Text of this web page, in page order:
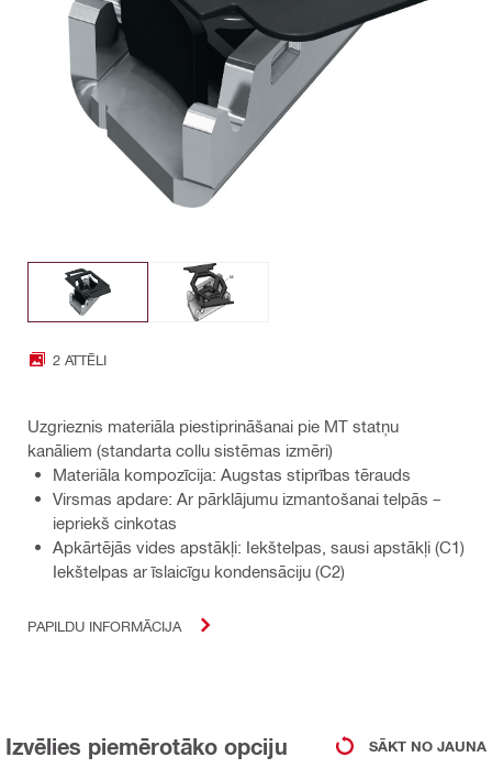
2 ATTĒLI
Uzgrieznis materiāla piestiprināšanai pie MT statņu
kanāliem (standarta collu sistēmas izmēri)
Materiāla kompozīcija: Augstas stiprības tērauds
Virsmas apdare: Ar pārklājumu izmantošanai telpās –
iepriekš cinkotas
Apkārtējās vides apstākļi: Iekštelpas, sausi apstākļi (C1)
Iekštelpas ar īslaicīgu kondensāciju (C2)
PAPILDU INFORMĀCIJA
Izvēlies piemērotāko opciju SĀKT NO JAUNA